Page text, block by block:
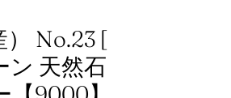
No.23 [
ン 天然石